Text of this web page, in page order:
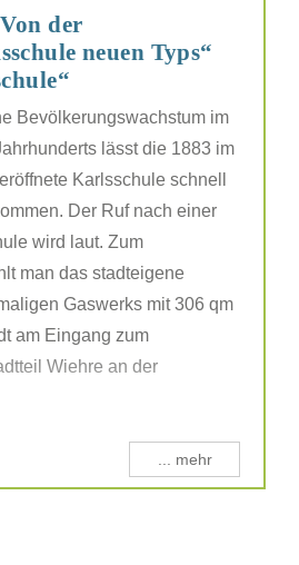
der
neuen Typs“
Bevölkerungswachstum im
lässt die 1883 im
Karlsschule schnell
Der Ruf nach einer
wird laut. Zum
man das stadteigene
Gaswerks mit 306 qm
am Eingang zum
Wiehre an der
... mehr